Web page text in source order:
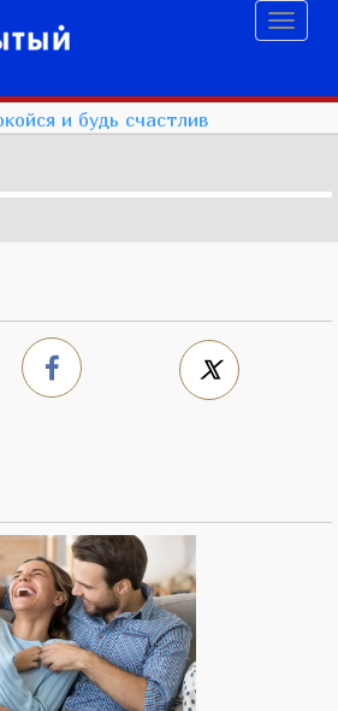
и будь счастлив